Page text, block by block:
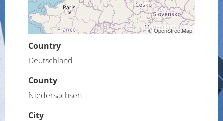
© OpenStreetMap
Country
Deutschland
County
Niedersachsen
City